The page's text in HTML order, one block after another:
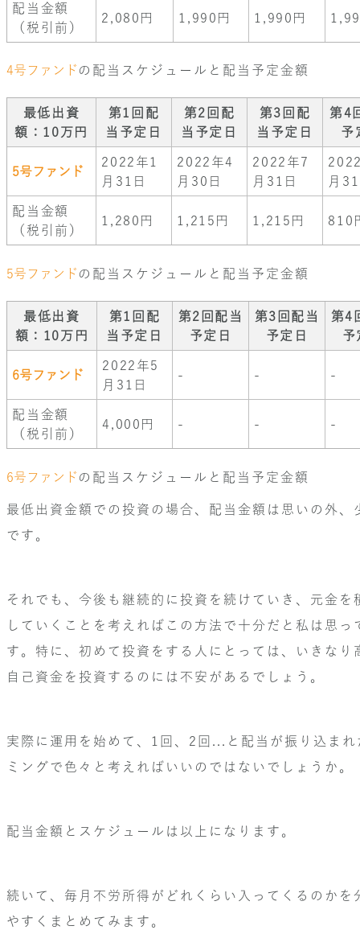
配当金額
（税引前）
2,080円 1,990円 1,990円
4号ファンド の配当スケジュールと配当予定金額
最低出資
額：10万円
第1回配
当予定日
第2回配
当予定日
第3回配
当予定日
第4
予
5号ファンド
2022年1
月31日
2022年4
月30日
2022年7
月31日
月
配当金額
（税引前）
1,280円 1,215円 1,215円 810
5号ファンド の配当スケジュールと配当予定金額
最低出資
額：10万円
第1回配
当予定日
第2回配当
予定日
第3回配当
予定日
第4
予
6号ファンド
2022年5
月31日
- - -
配当金額
（税引前）
4,000円 - - -
6号ファンド の配当スケジュールと配当予定金額
最低出資金額での投資の場合、配当金額は思いの外、
です。
それでも、今後も継続的に投資を続けていき、元金を
していくことを考えればこの方法で十分だと私は思っ
す。特に、初めて投資をする人にとっては、いきなり
自己資金を投資するのには不安があるでしょう。
実際に運用を始めて、1回、2回...と配当が振り込まれ
ミングで色々と考えればいいのではないでしょうか。
配当金額とスケジュールは以上になります。
続いて、毎月不労所得がどれくらい入ってくるのかを
やすくまとめてみます。